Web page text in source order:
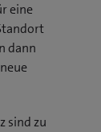
eine
dann
sind zu